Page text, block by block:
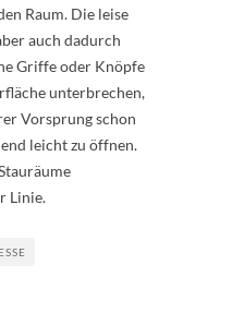
Raum. Die leise
auch dadurch
Griffe oder Knöpfe
unterbrechen,
Vorsprung schon
leicht zu öffnen.
Linie.